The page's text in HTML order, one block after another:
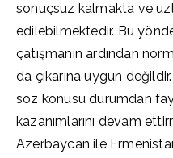
sonuçsuz kalmakta ve
edilebilmektedir. Bu
çatışmanın ardından
da çıkarına uygun
söz konusu durumdan
kazanımlarını devam
Azerbaycan ile